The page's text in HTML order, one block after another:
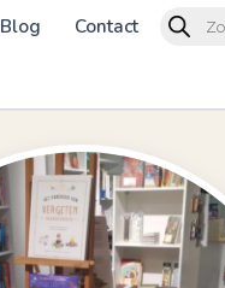
Blog Contact
Products
search